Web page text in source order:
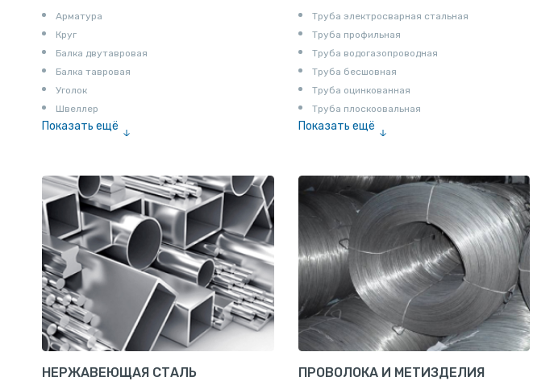
Арматура
Круг
Балка двутавровая
Балка тавровая
Уголок
Швеллер
Показать ещё
Катанка
Шестигранник
Полособульб
Полукруг
Шпунт Ларсена
Труба электросварная стальная
Труба профильная
Труба водогазопроводная
Труба бесшовная
Труба оцинкованная
Труба плоскоовальная
Показать ещё
НЕРЖАВЕЮЩАЯ СТАЛЬ ПРОВОЛОКА И МЕТИЗДЕЛИЯ